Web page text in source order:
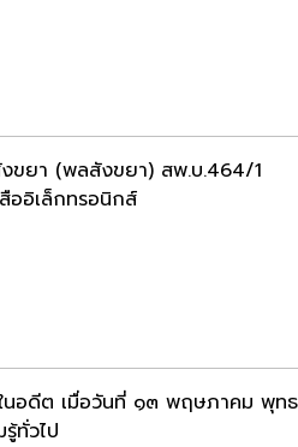
ขยา (พลสังขยา) สพ.บ.464/1
ออิเล็กทรอนิกส์
นอดีต เมื่อวันที่ ๑๓ พฤษภาคม พุท
รู้ทั่วไป